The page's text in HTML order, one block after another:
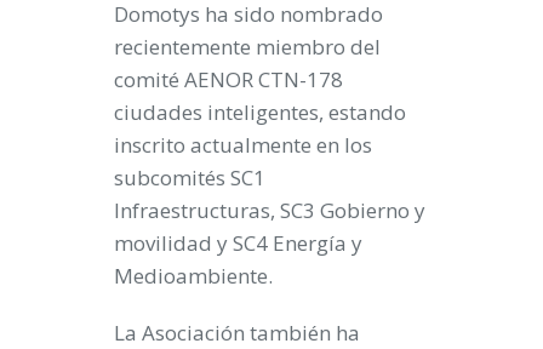
Domotys ha sido nombrado
recientemente miembro del
comité AENOR CTN-178
ciudades inteligentes, estando
inscrito actualmente en los
subcomités SC1
Infraestructuras, SC3 Gobierno y
movilidad y SC4 Energía y
Medioambiente.
La Asociación también ha